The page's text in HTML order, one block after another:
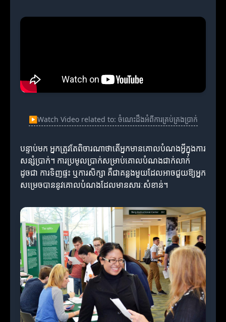
▶Watch Video related to: ចំណេះដឹងអំពីការគ្រប់គ្រងប្រាក់
បន្ទាប់មក អ្នកត្រូវតែពិចារណាថាតើអ្នកមានគោលបំណងអ្វីក្នុងការ
សន្សំប្រាក់។ ការប្រមូលប្រាក់សម្រាប់គោលបំណងជាក់លាក់
ដូចជា ការទិញផ្ទះ ឬការសិក្សា គឺជាគន្លងមួយដែលអាចជួយឱ្យអ្នក
សម្រេចបាននូវគោលបំណងដែលមានសារៈសំខាន់។